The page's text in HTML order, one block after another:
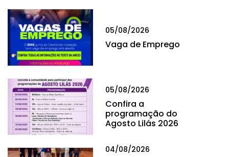
05/08/2026
Vaga de Emprego
05/08/2026
Confira a
programação do
Agosto Lilás 2026
04/08/2026